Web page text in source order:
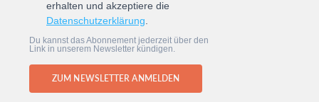
erhalten und akzeptiere die
Datenschutzerklärung
Du kannst das Abonnement jederzeit über den
Link in unserem Newsletter kündigen.
ZUM NEWSLETTER ANMELDEN